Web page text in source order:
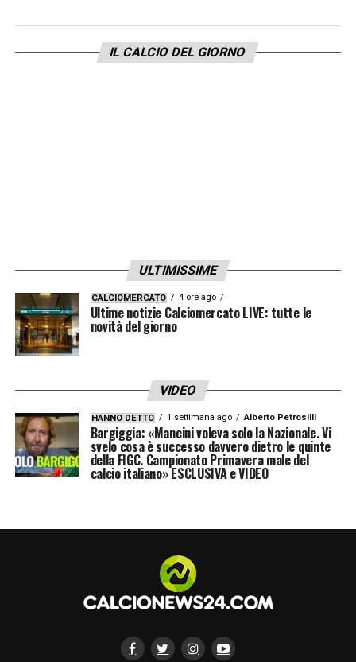
detto senza esitazioni.
IL CALCIO DEL GIORNO
ULTIMISSIME
CALCIOMERCATO 4 ore ago
Ultime notizie Calciomercato LIVE: tutte le
novità del giorno
VIDEO
HANNO DETTO 1 settimana ago Alberto Petrosilli
Bargiggia: «Mancini voleva solo la Nazionale. Vi
svelo cosa è successo davvero dietro le quinte
della FIGC. Campionato Primavera male del
calcio italiano» ESCLUSIVA e VIDEO